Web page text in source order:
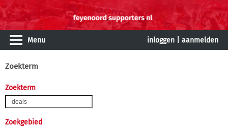
Menu inloggen aanmelden
Zoekterm
Zoekterm
Zoekgebied